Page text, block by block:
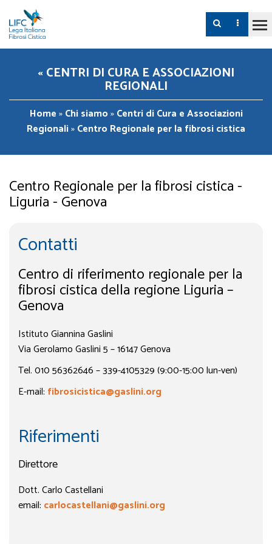
« CENTRI DI CURA E ASSOCIAZIONI
REGIONALI
Home»Chi siamo»Centri di Cura e Associazioni
Regionali»Centro Regionale per la fibrosi cistica
Centro Regionale per la fibrosi cistica -
Liguria - Genova
Contatti
Centro di riferimento regionale per la
fibrosi cistica della regione Liguria –
Genova
Istituto Giannina Gaslini
Via Gerolamo Gaslini 5 – 16147 Genova
Tel. 010 56362646 – 339-4105329 (9:00-15:00 lun-ven)
E-mail: fibrosicistica@gaslini.org
Riferimenti
Direttore
Dott. Carlo Castellani
email: carlocastellani@gaslini.org